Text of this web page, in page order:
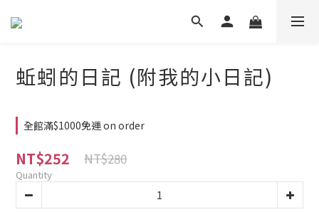
蚯蚓的日記 (附我的小日記)
全館滿$1000免運 on order
NT$252 NT$280
Quantity